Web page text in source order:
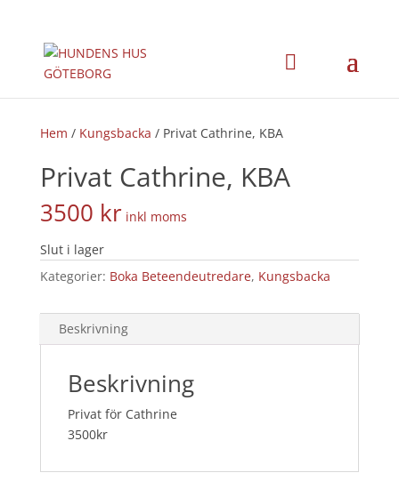
Hem / Kungsbacka / Privat Cathrine, KBA
Privat Cathrine, KBA
3500 kr inkl moms
Slut i lager
Kategorier: Boka Beteendeutredare, Kungsbacka
Beskrivning
Beskrivning
Privat för Cathrine
3500kr